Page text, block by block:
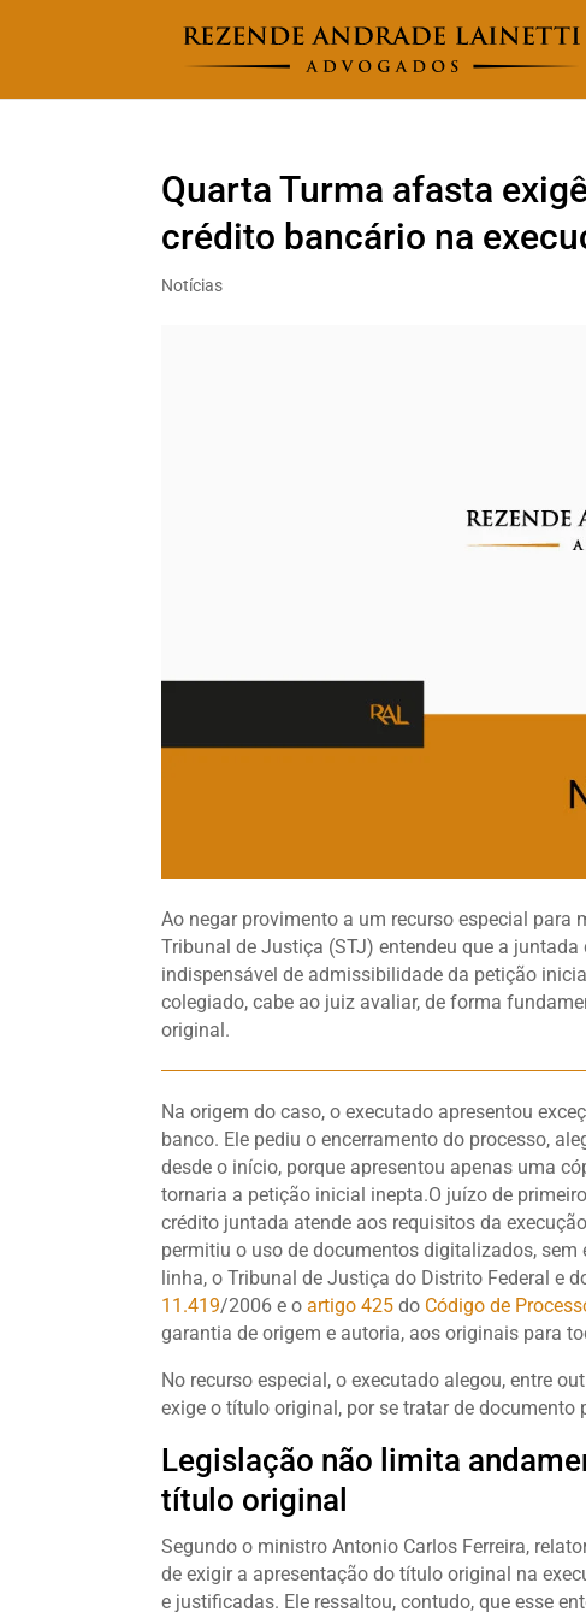
Quarta Turma afasta
crédito bancário na
Notícias
Ao negar provimento a um recurso especial para
Tribunal de Justiça (STJ) entendeu que a
indispensável de admissibilidade da petição
colegiado, cabe ao juiz avaliar, de forma
original.
Na origem do caso, o executado apresentou
banco. Ele pediu o encerramento do processo,
desde o início, porque apresentou apenas uma
tornaria a petição inicial inepta.O juízo de
crédito juntada atende aos requisitos da
permitiu o uso de documentos digitalizados,
linha, o Tribunal de Justiça do Distrito Federal e
11.419/2006 e oartigo425 do Código de
garantia de origem e autoria, aos originais para
No recurso especial, o executado alegou, entre
exige o título original, por se tratar de documento
Legislação não limita
título original
Segundo o ministro Antonio Carlos Ferreira,
de exigir a apresentação do título original na
e justificadas. Ele ressaltou, contudo, que esse